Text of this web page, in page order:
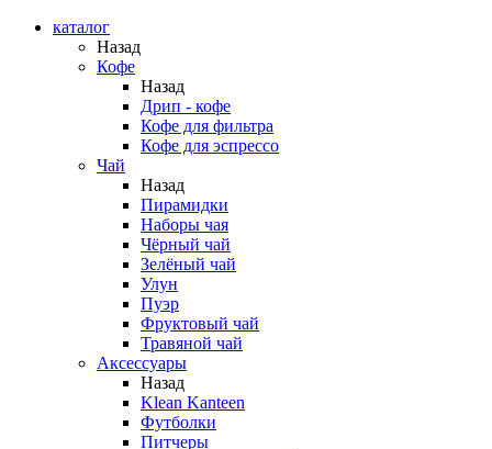
каталог
Назад
Кофе
Назад
Дрип - кофе
Кофе для фильтра
Кофе для эспрессо
Чай
Назад
Пирамидки
Наборы чая
Чёрный чай
Зелёный чай
Улун
Пуэр
Фруктовый чай
Травяной чай
Аксессуары
Назад
Klean Kanteen
Футболки
Питчеры